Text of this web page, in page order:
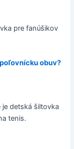
pre fanúšikov
obuv?
je detská šiltovka
tenis.